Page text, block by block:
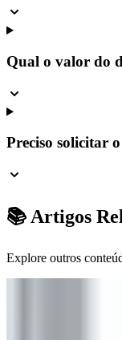
Qual o valor do
Preciso solicitar
📚 Artigos
Explore outros